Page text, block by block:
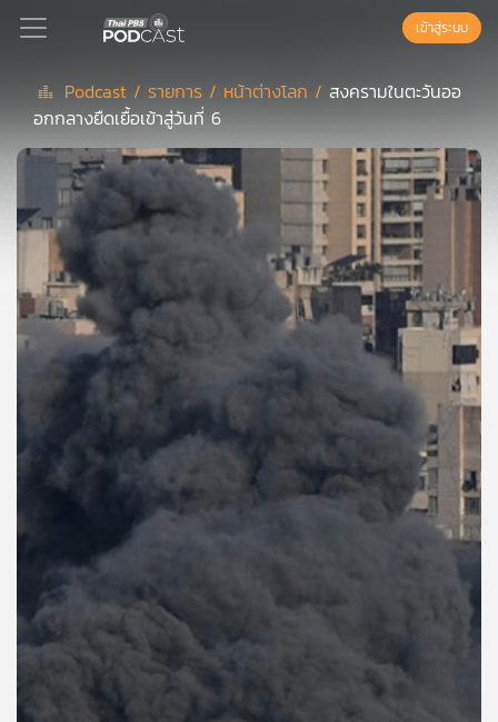
Podcast
เพล
ย์
แนะนำ
สต์
ของ
เพลง
เข้าสู่ระบบ
Podcast / รายการ / หน้าต่างโลก / สงครามในตะวันออ
อกกลางยืดเยื้อเข้าสู่วันที่ 6